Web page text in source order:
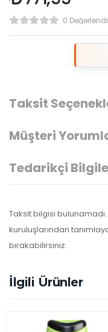
0
Taksit
Müşteri
Tedarikçi
Taksit bilgisi
kuruluşlarından
bırakabilirsiniz.
İlgili Ürünler